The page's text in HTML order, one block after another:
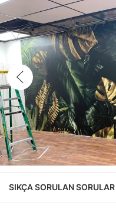
SIKÇA SORULAN SORULAR